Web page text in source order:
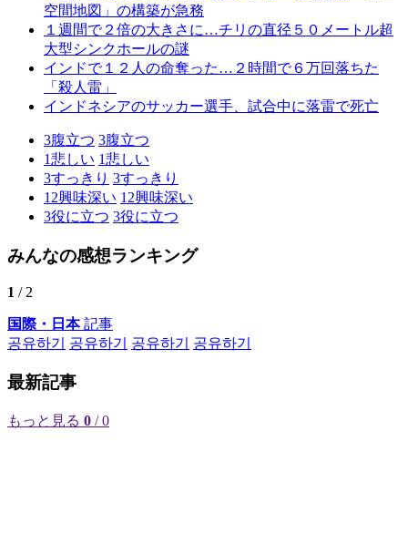
空間地図」の構築が急務
１週間で２倍の大きさに…チリの直径５０メートル超
大型シンクホールの謎
インドで１２人の命奪った…２時間で６万回落ちた
「殺人雷」
インドネシアのサッカー選手、試合中に落雷で死亡
3腹立つ 3腹立つ
1悲しい 1悲しい
3すっきり 3すっきり
12興味深い 12興味深い
3役に立つ 3役に立つ
みんなの感想ランキング
1 / 2
国際・日本記事
공유하기
공유하기 공유하기 공유하기
最新記事
もっと見る 0 / 0